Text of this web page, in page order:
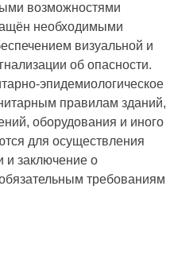
возможностями
необходимыми
визуальной и
об опасности.
эпидемиологическое
правилам зданий,
оборудования и иного
для осуществления
и заключение о
требованиям